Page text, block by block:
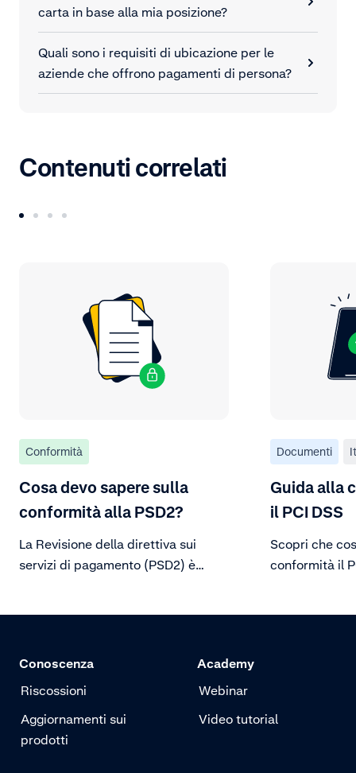
carta in base alla mia posizione?
Quali sono i requisiti di ubicazione per le
aziende che offrono pagamenti di persona?
Contenuti correlati
Conformità
Cosa devo sapere sulla
conformità alla PSD2?
La Revisione della direttiva sui
servizi di pagamento (PSD2) è
pagamenti online nello Spazio
economico europeo (SEE).
Documenti
Guida alla
il PCI DSS
Scopri che
conformità il
Conoscenza
Riscossioni
Aggiornamenti sui
prodotti
Academy
Webinar
Video tutorial